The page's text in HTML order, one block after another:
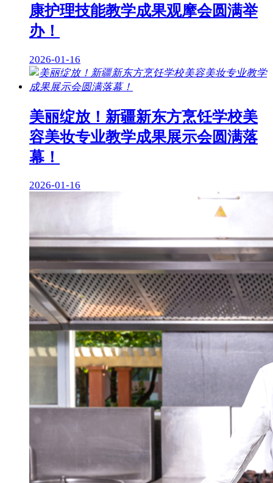
康护理技能教学成果观摩会圆满举
办！
2026-01-16
美丽绽放！新疆新东方烹饪学校美
容美妆专业教学成果展示会圆满落
幕！
2026-01-16